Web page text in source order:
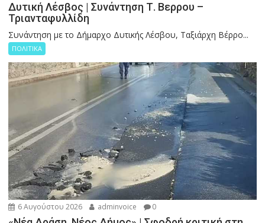
Δυτική Λέσβος | Συνάντηση Τ. Βερρου –
Τριανταφυλλίδη
Συνάντηση με το Δήμαρχο Δυτικής Λέσβου, Ταξιάρχη Βέρρο...
ΠΟΛΙΤΙΚΑ
6 Αυγούστου 2026 adminvoice 0